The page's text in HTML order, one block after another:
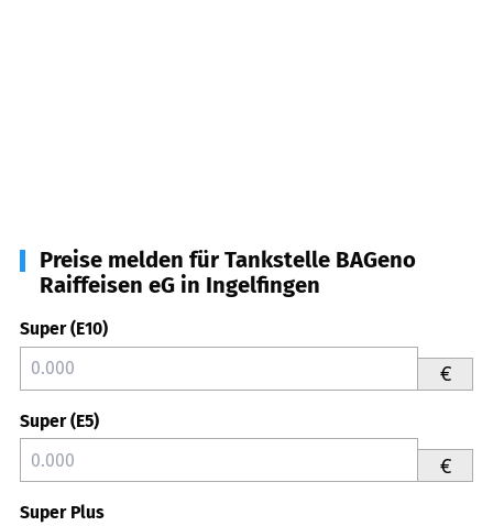
Preise melden für Tankstelle BAGeno
Raiffeisen eG in Ingelfingen
Super (E10)
€
Super (E5)
€
Super Plus